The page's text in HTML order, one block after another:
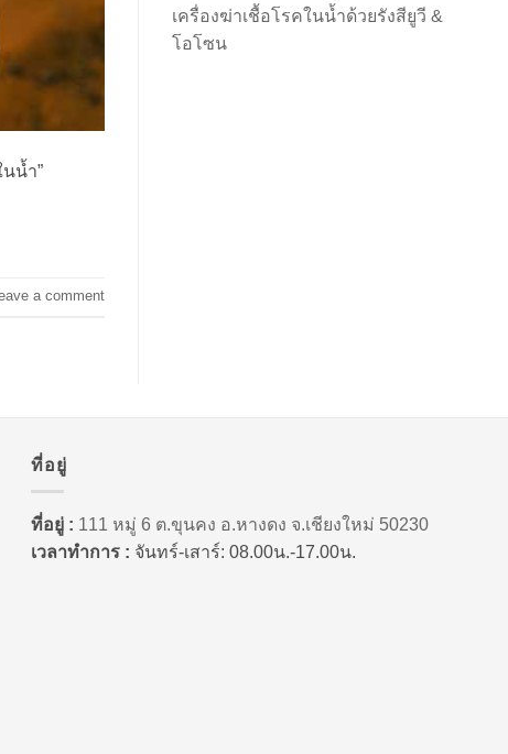
น้ำ”
a comment
เครื่องฆ่าเชื้อโรคในน้ำด้วยรังสียูวี &
โอโซน
ที่อยู่
ที่อยู่ : 111 หมู่ 6 ต.ขุนคง อ.หางดง จ.เชียงใหม่ 50230
เวลาทำการ : จันทร์-เสาร์: 08.00น.-17.00น.